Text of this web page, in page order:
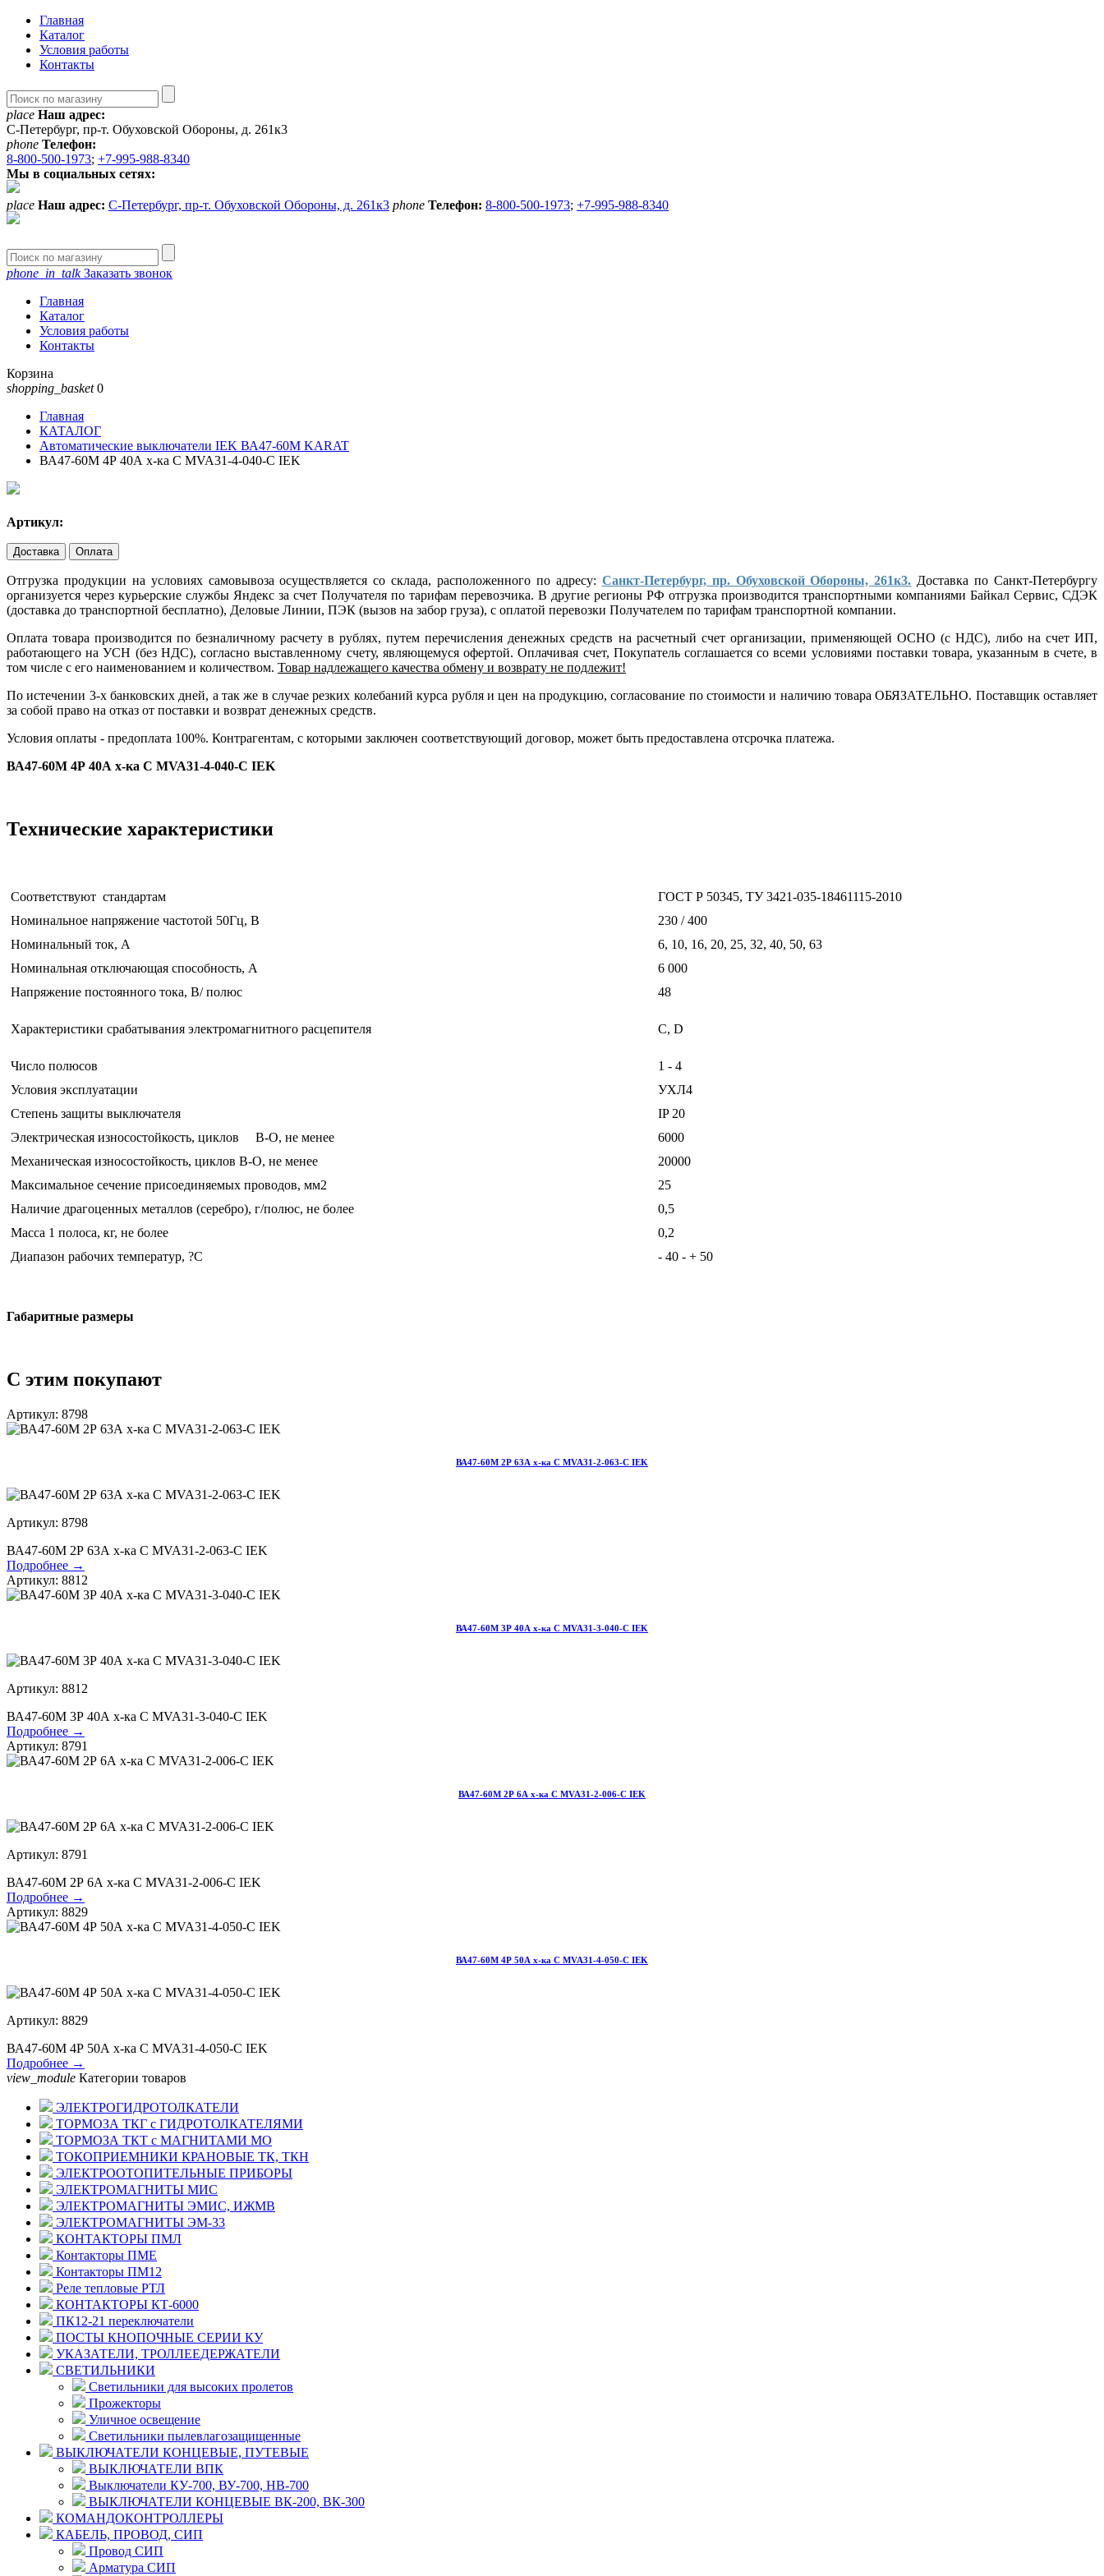
Главная
Каталог
Условия работы
Контакты
place Наш адрес:
С-Петербург, пр-т. Обуховской Обороны, д. 261к3
phone Телефон:
8-800-500-1973; +7-995-988-8340
Мы в социальных сетях:
place Наш адрес: С-Петербург, пр-т. Обуховской Обороны, д. 261к3 phone Телефон: 8-800-500-1973; +7-995-988-8340
phone_in_talkЗаказать звонок
Главная
Каталог
Условия работы
Контакты
Корзина
shopping_basket 0
Главная
КАТАЛОГ
Автоматические выключатели IEK ВА47-60М KARAT
ВА47-60М 4Р 40А х-ка С MVA31-4-040-С IEK
Артикул:
Доставка Оплата
Отгрузка продукции на условиях самовывоза осуществляется со склада, расположенного по адресу: Санкт-Петербург, пр. Обуховской Обороны, 261к3. Доставка по Санкт-Петербургу
организуется через курьерские службы Яндекс за счет Получателя по тарифам перевозчика. В другие регионы РФ отгрузка производится транспортными компаниями Байкал Сервис, СДЭК
(доставка до транспортной бесплатно), Деловые Линии, ПЭК (вызов на забор груза), с оплатой перевозки Получателем по тарифам транспортной компании.
Оплата товара производится по безналичному расчету в рублях, путем перечисления денежных средств на расчетный счет организации, применяющей ОСНО (с НДС), либо на счет ИП,
работающего на УСН (без НДС), согласно выставленному счету, являющемуся офертой. Оплачивая счет, Покупатель соглашается со всеми условиями поставки товара, указанным в счете, в
том числе с его наименованием и количеством. Товар надлежащего качества обмену и возврату не подлежит!
По истечении 3-х банковских дней, а так же в случае резких колебаний курса рубля и цен на продукцию, согласование по стоимости и наличию товара ОБЯЗАТЕЛЬНО. Поставщик оставляет
за собой право на отказ от поставки и возврат денежных средств.
Условия оплаты - предоплата 100%. Контрагентам, с которыми заключен соответствующий договор, может быть предоставлена отсрочка платежа.
ВА47-60М 4Р 40А х-ка С MVA31-4-040-С IEK
Технические характеристики
Соответствуют стандартам
ГОСТ Р 50345, ТУ 3421-035-18461115-2010
Номинальное напряжение частотой 50Гц, В
230 / 400
Номинальный ток, А
6, 10, 16, 20, 25, 32, 40, 50, 63
Номинальная отключающая способность, А
6 000
Напряжение постоянного тока, В/ полюс
48
Характеристики срабатывания электромагнитного расцепителя С, D
Число полюсов
1 - 4
Условия эксплуатации
УХЛ4
Степень защиты выключателя
IP 20
Электрическая износостойкость, циклов В-О, не менее
6000
Механическая износостойкость, циклов В-О, не менее
20000
Максимальное сечение присоединяемых проводов, мм2
25
Наличие драгоценных металлов (серебро), г/полюс, не более
0,5
Масса 1 полоса, кг, не более
0,2
Диапазон рабочих температур, ?С
- 40 - + 50
Габаритные размеры
С этим покупают
Артикул: 8798
ВА47-60М 2Р 63А х-ка С MVA31-2-063-С IEK
Артикул: 8798
ВА47-60М 2Р 63А х-ка С MVA31-2-063-С IEK
Подробнее →
Артикул: 8812
ВА47-60М 3Р 40А х-ка С MVA31-3-040-С IEK
Артикул: 8812
ВА47-60М 3Р 40А х-ка С MVA31-3-040-С IEK
Подробнее →
Артикул: 8791
ВА47-60М 2Р 6А х-ка С MVA31-2-006-С IEK
Артикул: 8791
ВА47-60М 2Р 6А х-ка С MVA31-2-006-С IEK
Подробнее →
Артикул: 8829
ВА47-60М 4Р 50А х-ка С MVA31-4-050-С IEK
Артикул: 8829
ВА47-60М 4Р 50А х-ка С MVA31-4-050-С IEK
Подробнее →
view_module Категории товаров
ЭЛЕКТРОГИДРОТОЛКАТЕЛИ
ТОРМОЗА ТКГ с ГИДРОТОЛКАТЕЛЯМИ
ТОРМОЗА ТКТ с МАГНИТАМИ МО
ТОКОПРИЕМНИКИ КРАНОВЫЕ ТК, ТКН
ЭЛЕКТРООТОПИТЕЛЬНЫЕ ПРИБОРЫ
ЭЛЕКТРОМАГНИТЫ МИС
ЭЛЕКТРОМАГНИТЫ ЭМИС, ИЖМВ
ЭЛЕКТРОМАГНИТЫ ЭМ-33
КОНТАКТОРЫ ПМЛ
Контакторы ПМЕ
Контакторы ПМ12
Реле тепловые РТЛ
КОНТАКТОРЫ КТ-6000
ПК12-21 переключатели
ПОСТЫ КНОПОЧНЫЕ СЕРИИ КУ
УКАЗАТЕЛИ, ТРОЛЛЕЕДЕРЖАТЕЛИ
СВЕТИЛЬНИКИ
Светильники для высоких пролетов
Прожекторы
Уличное освещение
Светильники пылевлагозащищенные
ВЫКЛЮЧАТЕЛИ КОНЦЕВЫЕ, ПУТЕВЫЕ
ВЫКЛЮЧАТЕЛИ ВПК
Выключатели КУ-700, ВУ-700, НВ-700
ВЫКЛЮЧАТЕЛИ КОНЦЕВЫЕ ВК-200, ВК-300
КОМАНДОКОНТРОЛЛЕРЫ
КАБЕЛЬ, ПРОВОД, СИП
Провод СИП
Арматура СИП